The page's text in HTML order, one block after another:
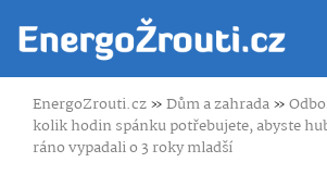
EnergoZrouti.cz»Dům a zahrada»
kolik hodin spánku potřebujete, abyste
ráno vypadali o 3 roky mladší